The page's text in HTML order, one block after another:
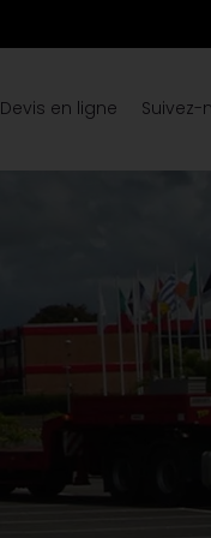
Devis en ligne Suivez-